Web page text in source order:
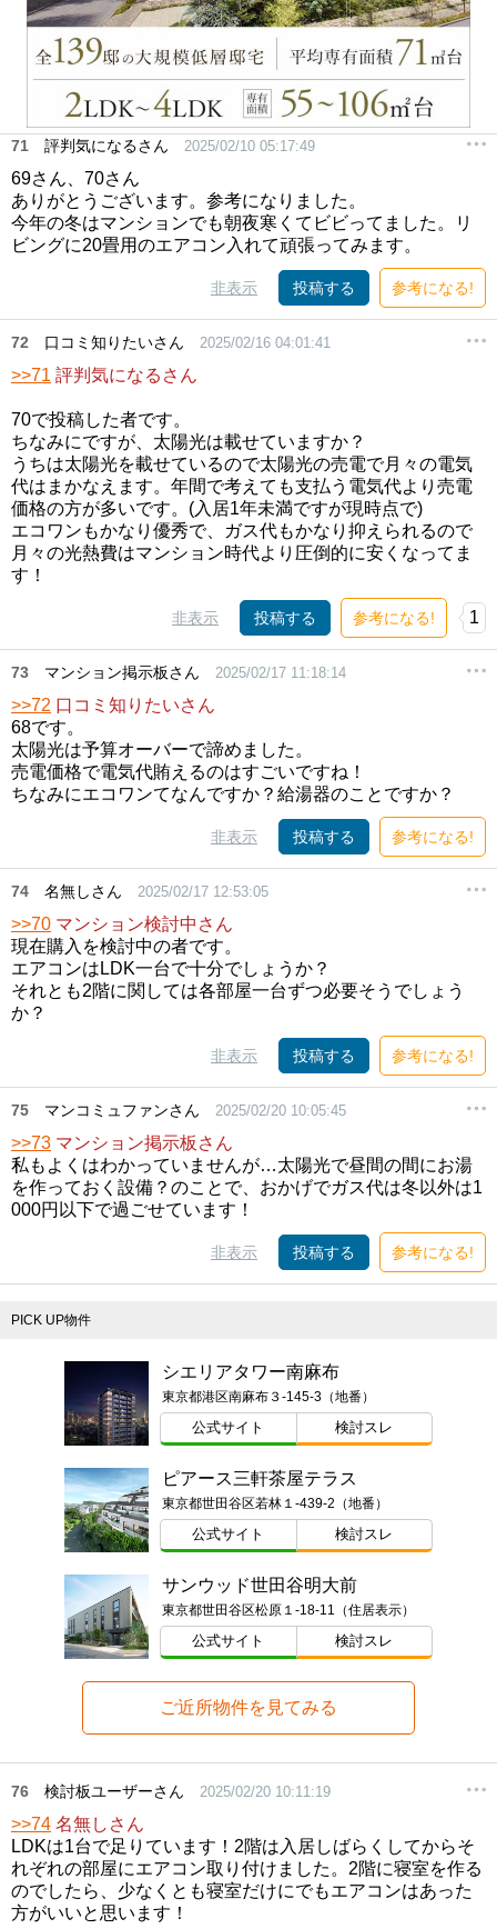
71 評判気になるさん 2025/02/10 05:17:49
69さん、70さん
ありがとうございます。参考になりました。
今年の冬はマンションでも朝夜寒くてビビってました。リ
ビングに20畳用のエアコン入れて頑張ってみます。
非表示 投稿する 参考になる!
72 口コミ知りたいさん 2025/02/16 04:01:41
>>71 評判気になるさん
70で投稿した者です。
ちなみにですが、太陽光は載せていますか？
うちは太陽光を載せているので太陽光の売電で月々の電気
代はまかなえます。年間で考えても支払う電気代より売電
価格の方が多いです。(入居1年未満ですが現時点で)
エコワンもかなり優秀で、ガス代もかなり抑えられるので
月々の光熱費はマンション時代より圧倒的に安くなってま
す！
非表示 投稿する 参考になる! 1
73 マンション掲示板さん 2025/02/17 11:18:14
>>72 口コミ知りたいさん
68です。
太陽光は予算オーバーで諦めました。
売電価格で電気代賄えるのはすごいですね！
ちなみにエコワンてなんですか？給湯器のことですか？
非表示 投稿する 参考になる!
74 名無しさん 2025/02/17 12:53:05
>>70 マンション検討中さん
現在購入を検討中の者です。
エアコンはLDK一台で十分でしょうか？
それとも2階に関しては各部屋一台ずつ必要そうでしょう
か？
非表示 投稿する 参考になる!
75 マンコミュファンさん 2025/02/20 10:05:45
>>73 マンション掲示板さん
私もよくはわかっていませんが…太陽光で昼間の間にお湯
を作っておく設備？のことで、おかげでガス代は冬以外は1
000円以下で過ごせています！
非表示 投稿する 参考になる!
PICK UP物件
シエリアタワー南麻布
東京都港区南麻布３-145-3（地番）
公式サイト 検討スレ
ピアース三軒茶屋テラス
東京都世田谷区若林１-439-2（地番）
公式サイト 検討スレ
サンウッド世田谷明大前
東京都世田谷区松原１-18-11（住居表示）
公式サイト 検討スレ
ご近所物件を見てみる
76 検討板ユーザーさん 2025/02/20 10:11:19
>>74 名無しさん
LDKは1台で足りています！2階は入居しばらくしてからそ
れぞれの部屋にエアコン取り付けました。2階に寝室を作る
のでしたら、少なくとも寝室だけにでもエアコンはあった
方がいいと思います！